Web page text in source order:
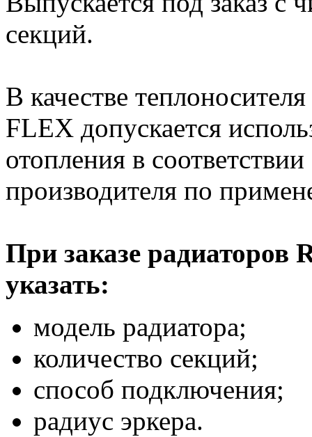
секций.
В качестве
FLEX допускается
отопления в
производителя по
При заказе радиаторов
указать:
модель радиатора;
количество секций;
способ подключения;
радиус эркера.